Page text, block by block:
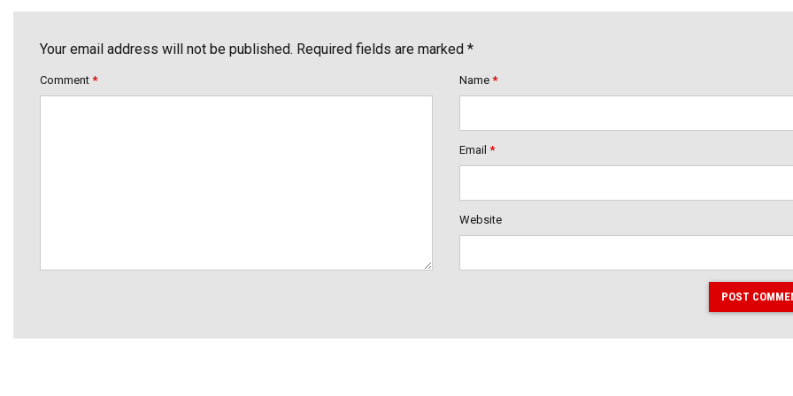
Your email address will not be published. Required fields are marked *
Comment * Name *
Email *
Website
POST